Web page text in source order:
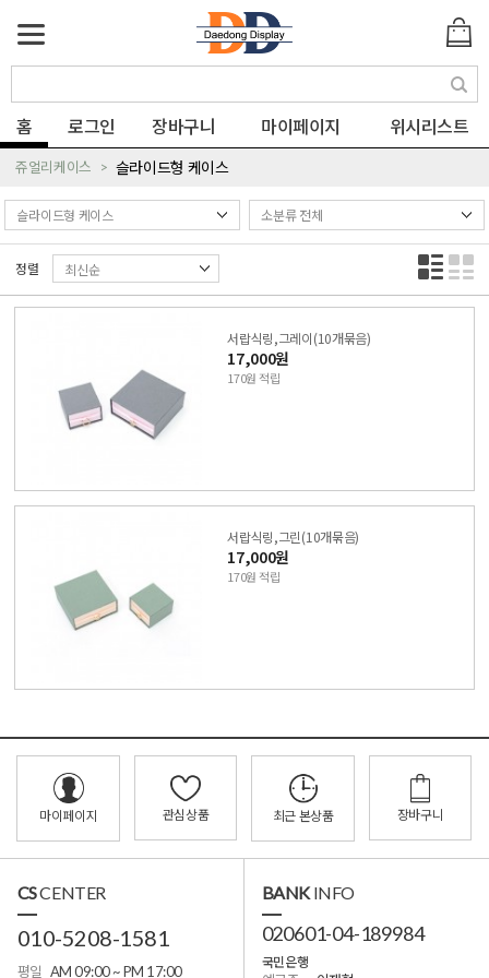
색
홈 로그인 장바구니 마이페이지 위시리스트
쥬얼리케이스 슬라이드형 케이스
정렬
서랍식링,그레이(10개묶음)
17,000원
170원 적립
서랍식링,그린(10개묶음)
17,000원
170원 적립
마이페이지 관심상품 최근 본상품 장바구니
CSCENTER
010-5208-1581
평일 AM 09:00 ~ PM 17:00
BANKINFO
020601-04-189984
국민은행